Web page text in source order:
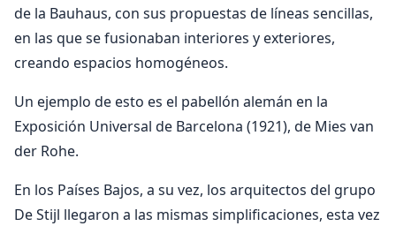
de la Bauhaus, con sus propuestas de líneas sencillas,
en las que se fusionaban interiores y exteriores,
creando espacios homogéneos.
Un ejemplo de esto es el pabellón alemán en la
Exposición Universal de Barcelona (1921), de Mies van
der Rohe.
En los Países Bajos, a su vez, los arquitectos del grupo
De Stijl llegaron a las mismas simplificaciones, esta vez